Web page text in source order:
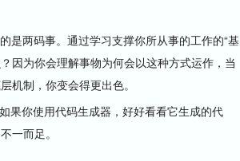
两码事。通过学习支撑你所从事的工作的“基
因为你会理解事物为何会以这种方式运作，当
机制，你变会得更出色。
你使用代码生成器，好好看看它生成的代
一而足。